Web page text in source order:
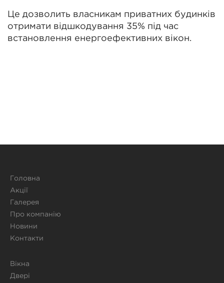
Це дозволить власникам приватних будинків
отримати відшкодування 35% під час
встановлення енергоефективних вікон.
Головна
Акції
Галерея
Про компанію
Новини
Контакти
Вікна
Двері